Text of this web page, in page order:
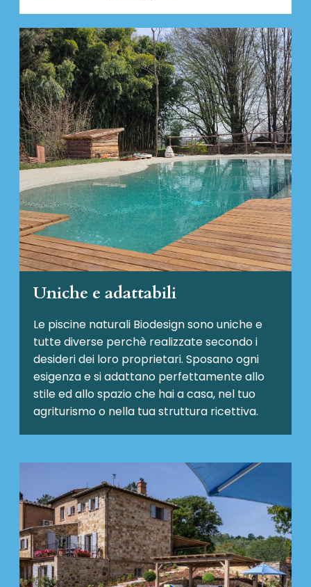
Uniche e adattabili
Le piscine naturali Biodesignsono uniche e
tutte diverse perchè realizzate secondo i
desideri dei loro proprietari. Sposano ogni
esigenza e si adattano perfettamente allo
stile ed allo spazio che hai a casa, nel tuo
agriturismo o nella tua struttura ricettiva.